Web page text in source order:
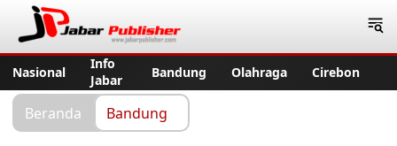
Nasional
Info
Jabar
Bandung Olahraga Cirebon
Beranda Bandung